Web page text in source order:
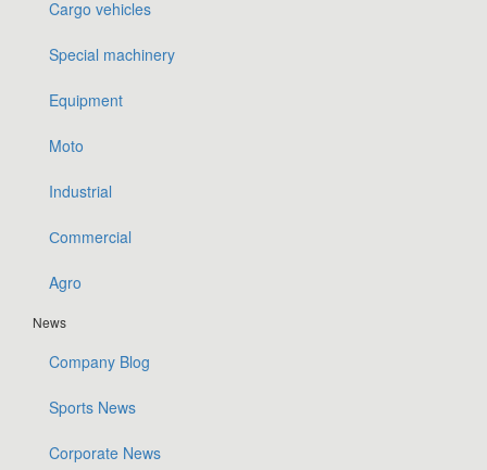
Cargo vehicles
Special machinery
Equipment
Moto
Industrial
Сommercial
Agro
News
Company Blog
Sports News
Corporate News